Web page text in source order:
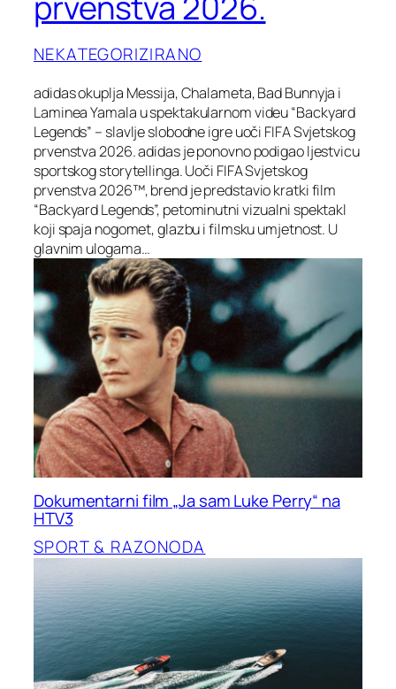
NEKATEGORIZIRANO
adidas okuplja Messija, Chalameta, Bad Bunnyja i
Laminea Yamala u spektakularnom videu “Backyard
Legends” – slavlje slobodne igre uoči FIFA Svjetskog
prvenstva 2026. adidas je ponovno podigao ljestvicu
sportskog storytellinga. Uoči FIFA Svjetskog
prvenstva 2026™, brend je predstavio kratki film
“Backyard Legends”, petominutni vizualni spektakl
koji spaja nogomet, glazbu i filmsku umjetnost. U
glavnim ulogama…
Dokumentarni film „Ja sam Luke Perry“ na
HTV3
SPORT & RAZONODA